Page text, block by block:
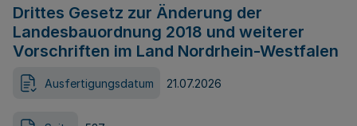
Drittes Gesetz zur Änderung der
Landesbauordnung 2018 und weiterer
Vorschriften im Land Nordrhein-Westfalen
Ausfertigungsdatum 21.07.2026